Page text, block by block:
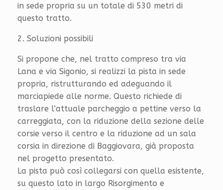
in sede propria su un totale di 530 metri di
questo tratto.
2. Soluzioni possibili
Si propone che, nel tratto compreso tra via
Lana e via Sigonio, si realizzi la pista in sede
propria, ristrutturando ed adeguando il
marciapiede alle norme. Questo richiede di
traslare l’attuale parcheggio a pettine verso la
carreggiata, con la riduzione della sezione delle
corsie verso il centro e la riduzione ad un sala
corsia in direzione di Baggiovara, già proposta
nel progetto presentato.
La pista può così collegarsi con quella esistente,
su questo lato in largo Risorgimento e